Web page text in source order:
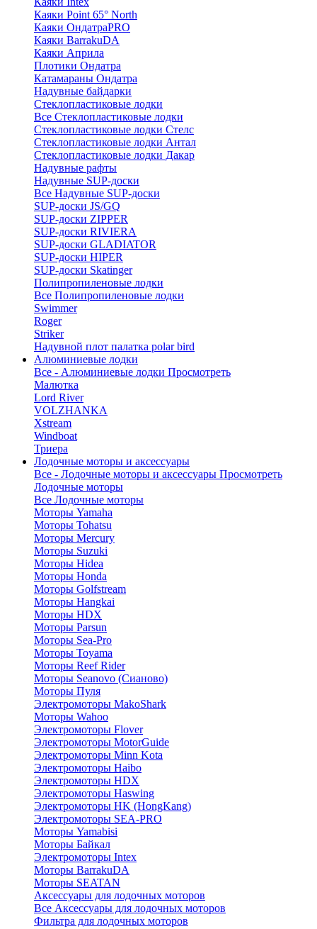
Каяки Point 65° North
Каяки ОндатраPRO
Каяки BarrakuDA
Каяки Априла
Плотики Ондатра
Катамараны Ондатра
Надувные байдарки
Стеклопластиковые лодки
Все Стеклопластиковые лодки
Стеклопластиковые лодки Стелс
Стеклопластиковые лодки Антал
Стеклопластиковые лодки Дакар
Надувные рафты
Надувные SUP-доски
Все Надувные SUP-доски
SUP-доски JS/GQ
SUP-доски ZIPPER
SUP-доски RIVIERA
SUP-доски GLADIATOR
SUP-доски HIPER
SUP-доски Skatinger
Полипропиленовые лодки
Все Полипропиленовые лодки
Swimmer
Roger
Striker
Надувной плот палатка polar bird
Алюминиевые лодки
Все - Алюминиевые лодки Просмотреть
Малютка
Lord River
VOLZHANKA
Xstream
Windboat
Триера
Лодочные моторы и аксессуары
Все - Лодочные моторы и аксессуары Просмотреть
Лодочные моторы
Все Лодочные моторы
Моторы Yamaha
Моторы Tohatsu
Моторы Mercury
Моторы Suzuki
Моторы Hidea
Моторы Honda
Моторы Golfstream
Моторы Hangkai
Моторы HDX
Моторы Parsun
Моторы Sea-Pro
Моторы Toyama
Моторы Reef Rider
Моторы Seanovo (Сианово)
Моторы Пуля
Электромоторы MakoShark
Моторы Wahoo
Электромоторы Flover
Электромоторы MotorGuide
Электромоторы Minn Kota
Электромоторы Haibo
Электромоторы HDX
Электромоторы Haswing
Электромоторы HK (HongKang)
Электромоторы SEA-PRO
Моторы Yamabisi
Моторы Байкал
Электромоторы Intex
Моторы BarrakuDA
Моторы SEATAN
Аксессуары для лодочных моторов
Все Аксессуары для лодочных моторов
Фильтра для лодочных моторов